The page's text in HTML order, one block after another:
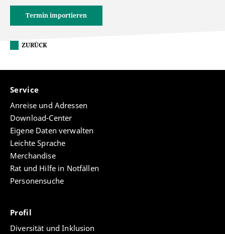
Termin importieren
ZURÜCK
Service
Anreise und Adressen
Download-Center
Eigene Daten verwalten
Leichte Sprache
Merchandise
Rat und Hilfe in Notfällen
Personensuche
Profil
Diversität und Inklusion